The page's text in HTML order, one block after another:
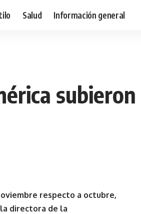
Salud Información general
respecto a octubre,
directora de la